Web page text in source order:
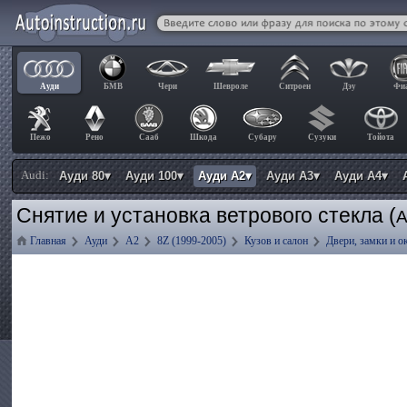
Ауди БМВ Чери Шевроле Ситроен Дэу
Пежо Рено Сааб Шкода Субару Сузуки Тойота
Audi: Ауди 80▾ Ауди 100▾ Ауди А2▾ Ауди А3▾ Ауди А4▾
Снятие и установка ветрового стекла (
Главная Ауди А2 8Z (1999-2005) Кузов и салон Двери, замки и